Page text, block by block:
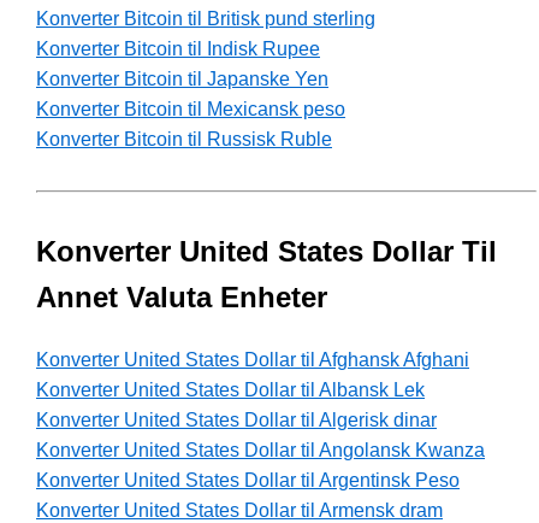
Konverter Bitcoin til Britisk pund sterling
Konverter Bitcoin til Indisk Rupee
Konverter Bitcoin til Japanske Yen
Konverter Bitcoin til Mexicansk peso
Konverter Bitcoin til Russisk Ruble
Konverter United States Dollar Til
Annet Valuta Enheter
Konverter United States Dollar til Afghansk Afghani
Konverter United States Dollar til Albansk Lek
Konverter United States Dollar til Algerisk dinar
Konverter United States Dollar til Angolansk Kwanza
Konverter United States Dollar til Argentinsk Peso
Konverter United States Dollar til Armensk dram